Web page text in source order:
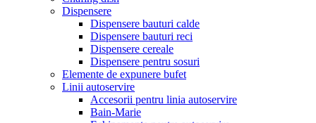
Dispensere
Dispensere bauturi calde
Dispensere bauturi reci
Dispensere cereale
Dispensere pentru sosuri
Elemente de expunere bufet
Linii autoservire
Accesorii pentru linia autoservire
Bain-Marie